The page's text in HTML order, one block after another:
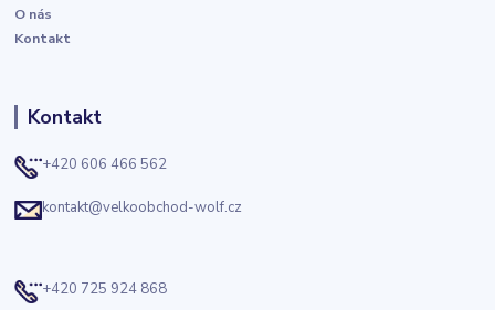
O nás
Kontakt
Kontakt
+420 606 466 562
kontakt@velkoobchod-wolf.cz
+420 725 924 868